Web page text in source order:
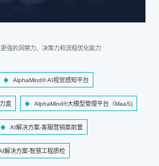
强的洞察力、决策力和流程优化能力
AlphaMind® AI视觉感知平台
盒 AlphaMind®大模型管理平台（MaaS)
AI解决方案-客服营销案前置
解决方案-智慧工程质检